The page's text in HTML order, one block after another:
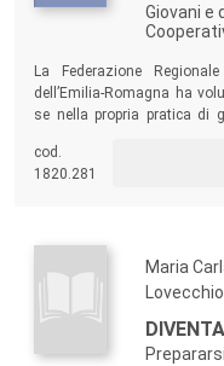
Giovani e
La Federazione
dell’Emilia-Romagna ha
se nella propria pratica di
contribuito ad associare al
cod.
1820.281
Maria
Lovecchio